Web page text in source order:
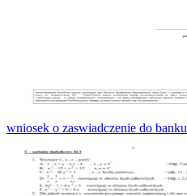
wniosek o zaswiadczenie do banku